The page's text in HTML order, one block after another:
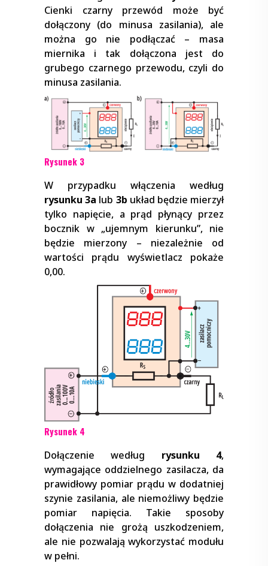
Cienki czarny przewód może być
dołączony (do minusa zasilania), ale
można go nie podłączać – masa
miernika i tak dołączona jest do
grubego czarnego przewodu, czyli do
minusa zasilania.
Rysunek 3
W przypadku włączenia według
rysunku 3a lub 3b układ będzie mierzył
tylko napięcie, a prąd płynący przez
bocznik w „ujemnym kierunku”, nie
będzie mierzony – niezależnie od
wartości prądu wyświetlacz pokaże
0,00.
Rysunek 4
Dołączenie według rysunku 4,
wymagające oddzielnego zasilacza, da
prawidłowy pomiar prądu w dodatniej
szynie zasilania, ale niemożliwy będzie
pomiar napięcia. Takie sposoby
dołączenia nie grożą uszkodzeniem,
ale nie pozwalają wykorzystać modułu
w pełni.